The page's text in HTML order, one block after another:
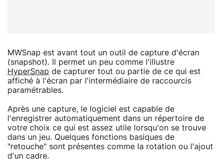
MWSnap est avant tout un outil de capture d'écran
(snapshot). Il permet un peu comme l'illustre
HyperSnap de capturer tout ou partie de ce qui est
affiché à l'écran par l'intermédiaire de raccourcis
paramétrables.
Après une capture, le logiciel est capable de
l'enregistrer automatiquement dans un répertoire de
votre choix ce qui est assez utile lorsqu'on se trouve
dans un jeu. Quelques fonctions basiques de
"retouche" sont présentes comme la rotation ou l'ajout
d'un cadre.